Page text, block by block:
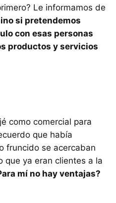
Le informamos de
si pretendemos
con esas personas
productos y servicios
como comercial para
que había
fruncido se acercaban
que ya eran clientes a la
mí no hay ventajas?